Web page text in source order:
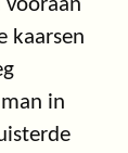
vooraan
kaarsen
in